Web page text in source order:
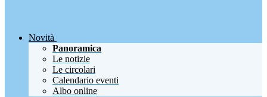
Novità
Panoramica
Le notizie
Le circolari
Calendario eventi
Albo online